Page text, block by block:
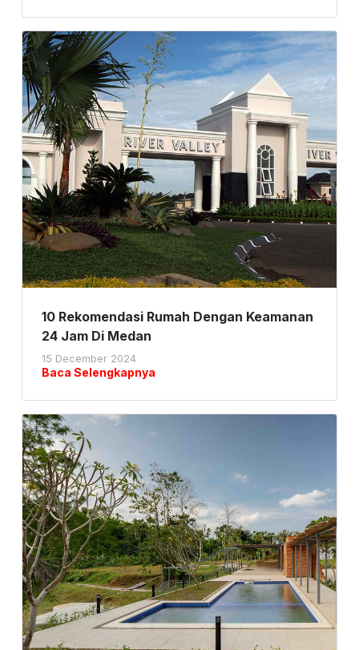
10 Rekomendasi Rumah Dengan Keamanan
24 Jam Di Medan
15 December 2024
Baca Selengkapnya